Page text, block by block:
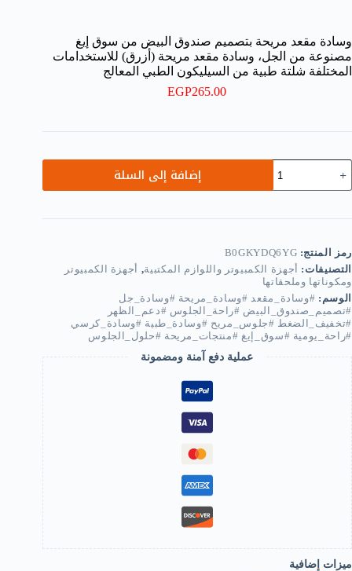
وسادة مقعد مريحة بتصميم صندوق البيض من سوق إيغ
مصنوعة من الجل، وسادة مقعد مريحة (أزرق) للاستخدامات
المختلفة شلتة طبية من السيليكون الطبي المعالج
EGP265.00
وسادة
مقعد
بتصميم
البيض
من
سوق
إيغ
مصنوعة
من
الجل،
مقعد
مريحة
(أزرق)
للاستخدامات
المختلفة
شلتة
طبية
من
السيليكون
الطبي
المعالج
إضافة إلى السلة
رمز المنتج: B0GKYDQ6YG
التصنيفات: أجهزة الكمبيوتر واللوازم المكتبية, أجهزة الكمبيوتر
ومكوناتها وملحقاتها
الوسم: #وسادة_مقعد #وسادة_مريحة #وسادة_جل
#تصميم_صندوق_البيض #راحة_الجلوس #دعم_الظهر
#تخفيف_الضغط #جلوس_مريح #وسادة_طبية #وسادة_كرسي
#راحة_يومية #سوق_إيغ #منتجات_مريحة #حلول_الجلوس
عملية دفع آمنة ومضمونة
ميزات إضافية